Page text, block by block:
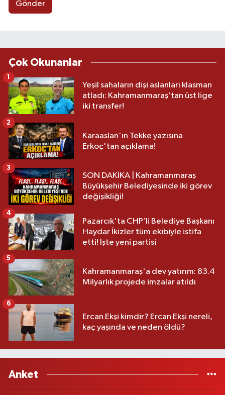
Gönder
Çok Okunanlar
Yeşil sahaların dişi aslanları klasman
atladı: Kahramanmaraş’tan üst lige
iki transfer!
Karaaslan'ın Tekke yazısına
Erkoç'tan açıklama!
2
SON DAKİKA | Kahramanmaraş
Büyükşehir Belediyesinde iki görev
değişikliği!
3
Pazarcık'ta CHP’li Belediye Başkanı
Haydar İkizler tüm ekibiyle istifa
etti! İşte yeni partisi
4
Kahramanmaraş'a dev yatırım: 83.4
Milyarlık projede imzalar atıldı
5
Ercan Ekşi kimdir? Ercan Ekşi nereli,
kaç yaşında ve neden öldü?
6
Anket